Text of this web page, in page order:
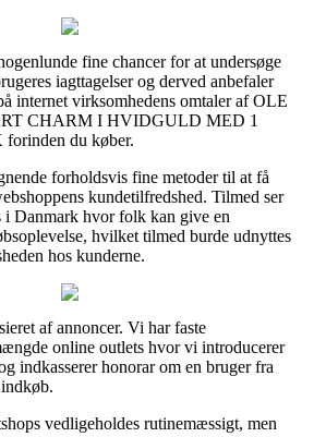
fine chancer for at undersøge
iagttagelser og derved anbefaler
internet virksomhedens omtaler af OLE
CHARM I HVIDGULD MED 1
du køber.
forholdsvis fine metoder til at få
kundetilfredshed. Tilmed ser
i Danmark hvor folk kan give en
hvilket tilmed burde udnyttes
hos kunderne.
af annoncer. Vi har faste
online outlets hvor vi introducerer
indkasserer honorar om en bruger fra
vedligeholdes rutinemæssigt, men